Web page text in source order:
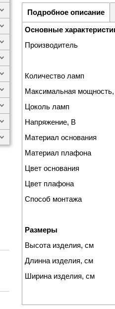
Подробное описание
Основные
Производитель
Количество ламп
Максимальная
Цоколь ламп
Напряжение, В
Материал основания
Материал плафона
Цвет основания
Цвет плафона
Способ монтажа
Размеры
Высота изделия, см
Длинна изделия, см
Ширина изделия, см